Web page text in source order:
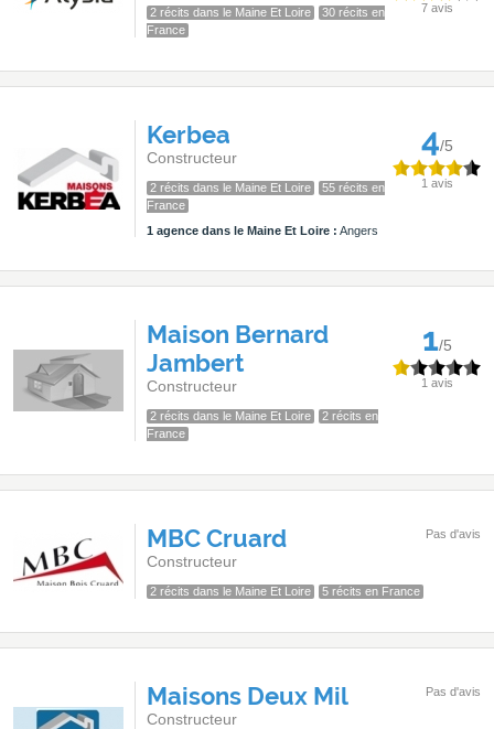
2 récits dans le Maine Et Loire
30 récits en
France
7 avis
Kerbea
Constructeur
2 récits dans le Maine Et Loire
55 récits en
France
1 agence dans le Maine Et Loire : Angers
4/5
1 avis
Maison Bernard
Jambert
Constructeur
2 récits dans le Maine Et Loire
2 récits en
France
1/5
1 avis
MBC Cruard
Constructeur
2 récits dans le Maine Et Loire 5 récits en France
Pas d'avis
Maisons Deux Mil
Constructeur
Pas d'avis